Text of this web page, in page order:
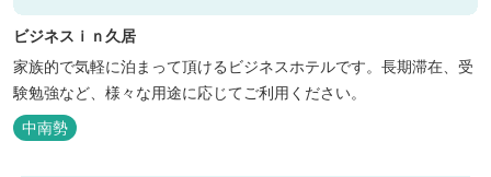
ビジネスｉｎ久居
家族的で気軽に泊まって頂けるビジネスホテルです。長期滞在、受
験勉強など、様々な用途に応じてご利用ください。
中南勢